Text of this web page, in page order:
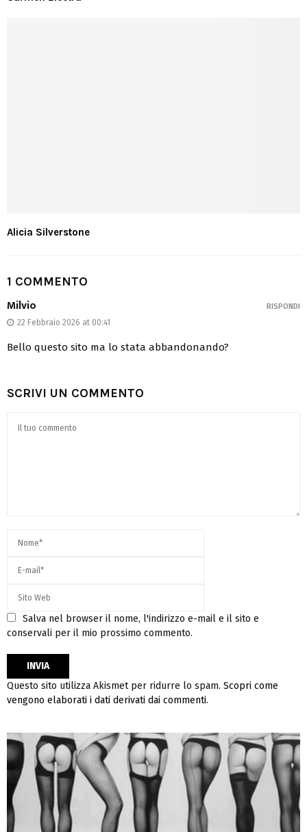
Alicia Silverstone
1 COMMENTO
Milvio
22 Febbraio 2026 at 00:41
Bello questo sito ma lo stata abbandonando?
RISPONDI
SCRIVI UN COMMENTO
Salva nel browser il nome, l'indirizzo e-mail e il sito e
conservali per il mio prossimo commento.
Questo sito utilizza Akismet per ridurre lo spam. Scopri come
vengono elaborati i dati derivati dai commenti.